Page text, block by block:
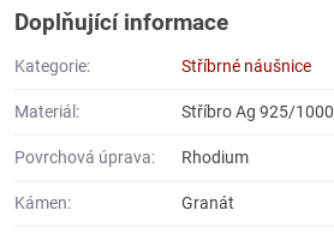
Doplňující informace
Kategorie: Stříbrné náušnice
Materiál: Stříbro Ag 925/1000
Povrchová úprava: Rhodium
Kámen: Granát